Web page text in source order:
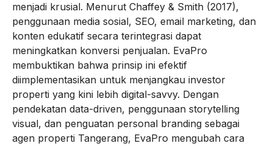
menjadi krusial. Menurut Chaffey & Smith (2017),
penggunaan media sosial, SEO, email marketing, dan
konten edukatif secara terintegrasi dapat
meningkatkan konversi penjualan. EvaPro
membuktikan bahwa prinsip ini efektif
diimplementasikan untuk menjangkau investor
properti yang kini lebih digital-savvy. Dengan
pendekatan data-driven, penggunaan storytelling
visual, dan penguatan personal branding sebagai
agen properti Tangerang, EvaPro mengubah cara